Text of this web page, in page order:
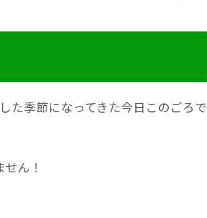
た季節になってきた今日このごろで
ん！